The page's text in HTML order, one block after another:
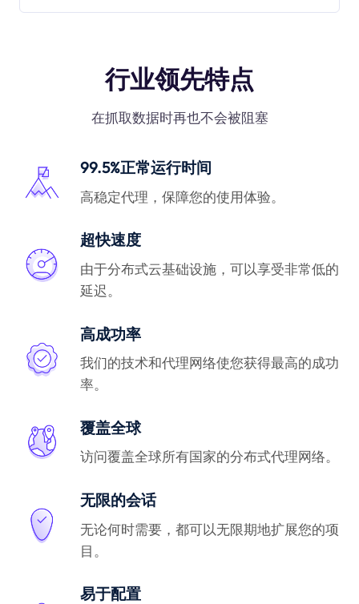
行业领先特点
在抓取数据时再也不会被阻塞
99.5%正常运行时间
高稳定代理，保障您的使用体验。
超快速度
由于分布式云基础设施，可以享受非常低的
延迟。
高成功率
我们的技术和代理网络使您获得最高的成功
率。
覆盖全球
访问覆盖全球所有国家的分布式代理网络。
无限的会话
无论何时需要，都可以无限期地扩展您的项
目。
易于配置